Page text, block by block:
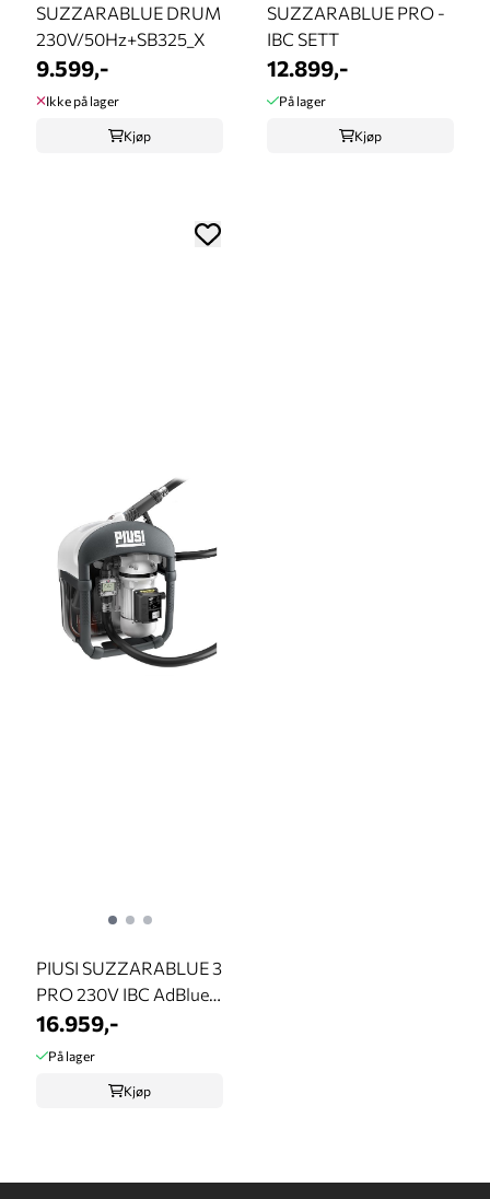
SUZZARABLUE DRUM
230V/50Hz+SB325_X
9.599,-
Ikke på lager
Kjøp
SUZZARABLUE PRO -
IBC SETT
12.899,-
På lager
Kjøp
PIUSI SUZZARABLUE 3
PRO 230V IBC AdBlue-
kit m/K24 ...
16.959,-
På lager
Kjøp